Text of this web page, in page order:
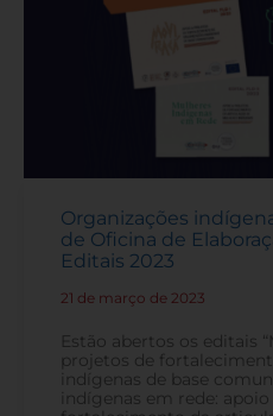
Organizações
de Oficina de
Editais 2023
21 de março de 2023
Estão abertos os editais
projetos de
indígenas de base
indígenas em rede: